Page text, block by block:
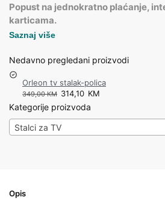
Popust na jednokratno plaćanje,
karticama.
Saznaj više
Nedavno pregledani proizvodi
Orleon tv stalak-polica
349,00KM 314,10 KM
Kategorije proizvoda
Stalci za TV
Opis